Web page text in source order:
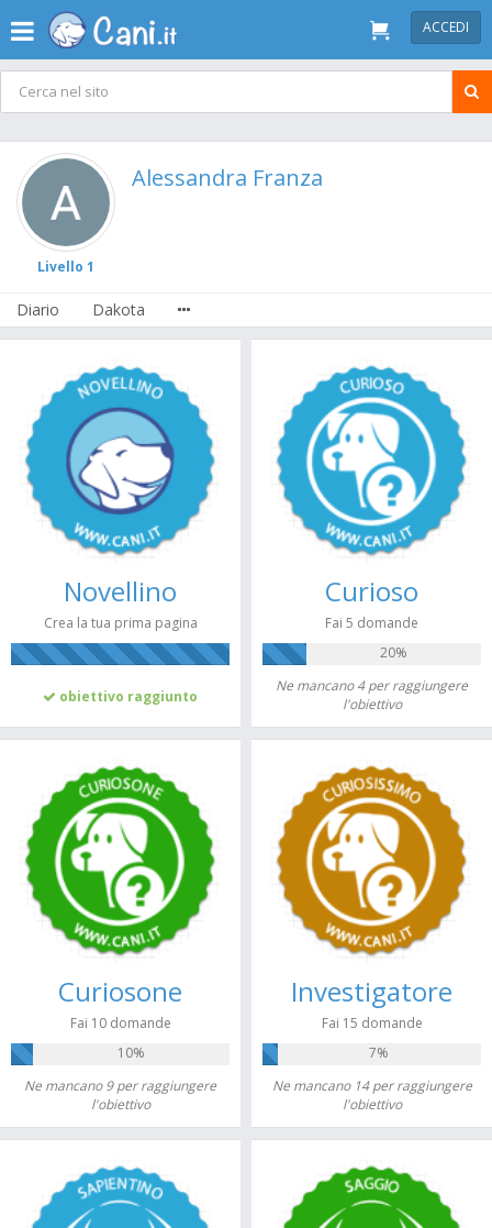
ACCEDI
Livello 1
Alessandra Franza
Diario Dakota
Novellino
Crea la tua prima pagina
obiettivo raggiunto
Curioso
Fai 5 domande
20%
Ne mancano 4 per raggiungere
l'obiettivo
Curiosone
Fai 10 domande
10%
Ne mancano 9 per raggiungere
l'obiettivo
Investigatore
Fai 15 domande
7%
Ne mancano 14 per raggiungere
l'obiettivo